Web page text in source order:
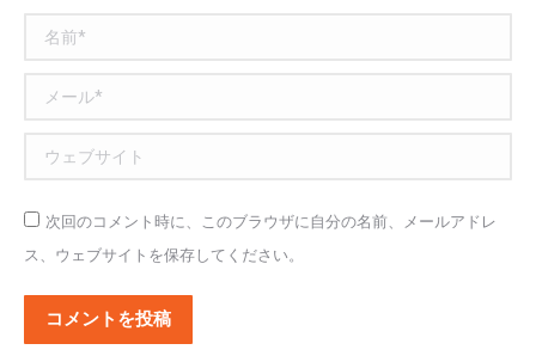
名前 *
メール *
ウェブサイト
次回のコメント時に、このブラウザに自分の名前、メールアドレ
ス、ウェブサイトを保存してください。
コメントを投稿